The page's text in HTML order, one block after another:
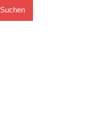
Suchen